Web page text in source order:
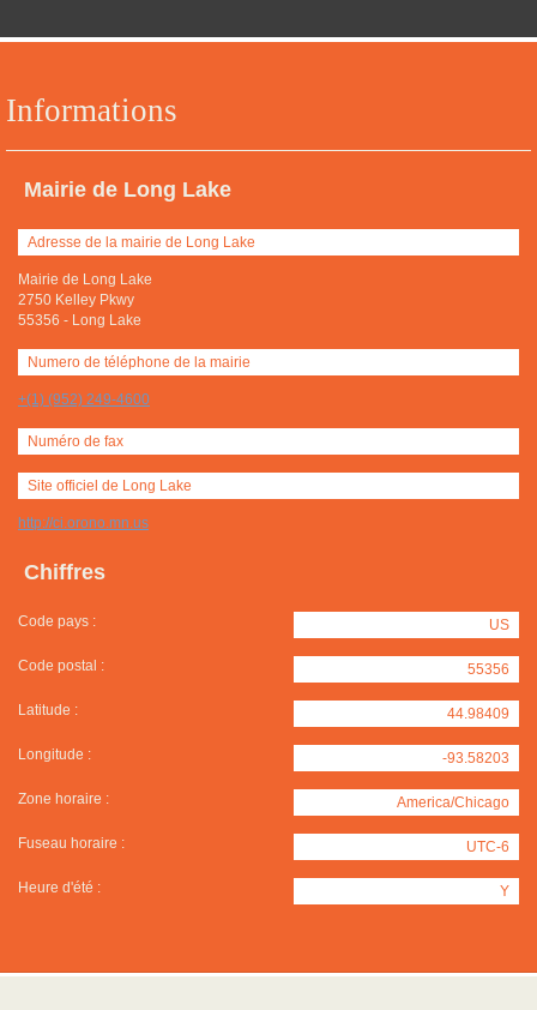
Informations
Mairie de Long Lake
Adresse de la mairie de Long Lake
Mairie de Long Lake
2750 Kelley Pkwy
55356 - Long Lake
Numero de téléphone de la mairie
+(1) (952) 249-4600
Numéro de fax
Site officiel de Long Lake
http://ci.orono.mn.us
Chiffres
Code pays : US
Code postal : 55356
Latitude : 44.98409
Longitude : -93.58203
Zone horaire : America/Chicago
Fuseau horaire : UTC-6
Heure d'été : Y